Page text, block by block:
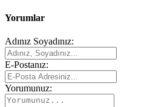
Yorumlar
Adınız Soyadınız:
E-Postanız:
Yorumunuz: